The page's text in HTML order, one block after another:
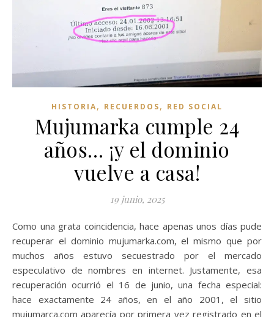
HISTORIA, RECUERDOS, RED SOCIAL
Mujumarka cumple 24
años… ¡y el dominio
vuelve a casa!
19 junio, 2025
Como una grata coincidencia, hace apenas unos días pude
recuperar el dominio mujumarka.com, el mismo que por
muchos años estuvo secuestrado por el mercado
especulativo de nombres en internet. Justamente, esa
recuperación ocurrió el 16 de junio, una fecha especial:
hace exactamente 24 años, en el año 2001, el sitio
mujumarca.com aparecía por primera vez registrado en el